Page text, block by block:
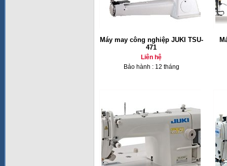
Máy may công nghiệp JUKI TSU-
471
Liên hệ
Bảo hành : 12 tháng